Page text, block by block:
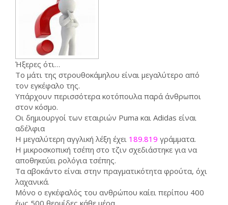
Ήξερες ότι…
Το μάτι της στρουθοκάμηλου είναι μεγαλύτερο από
τον εγκέφαλο της.
Υπάρχουν περισσότερα κοτόπουλα παρά άνθρωποι
στον κόσμο.
Οι δημιουργοί των εταιριών Puma και Adidas είναι
αδέλφια
Η μεγαλύτερη αγγλική λέξη έχει 189.819 γράμματα.
Η μικροσκοπική τσέπη στο τζιν σχεδιάστηκε για να
αποθηκεύει ρολόγια τσέπης.
Τα αβοκάντο είναι στην πραγματικότητα φρούτα, όχι
λαχανικά.
Μόνο ο εγκέφαλός του ανθρώπου καίει περίπου 400
έως 500 θερμίδες κάθε μέρα.